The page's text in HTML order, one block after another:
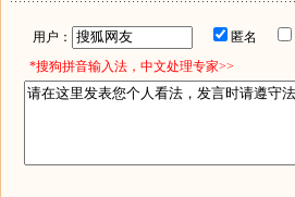
用户： 匿名
*搜狗拼音输入法，中文处理专家>>